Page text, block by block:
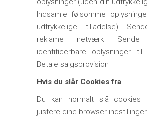
oplysninger (uden din
Indsamle følsomme
udtrykkelige tilladelse)
reklame netværk Sende
identificerbare oplysninger til
Betale salgsprovision
Hvis du slår Cookies fra
Du kan normalt slå
justere dine browser